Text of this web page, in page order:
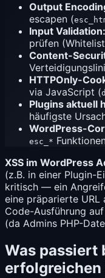
Output
escapen (
Input Validation:
prüfen
Content-
HTTPOnly-
via JavaScript (
Plugins aktuell
häufigste
WordPress-
esc_*
XSS im WordPress
(z.B. in einer Plugin-
kritisch — ein
eine präparierte
Code-Ausführung
(da Admins PHP-
Was passiert